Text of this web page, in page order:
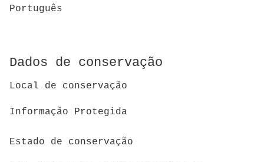
Português
Dados de conservação
Local de conservação
Informação Protegida
Estado de conservação